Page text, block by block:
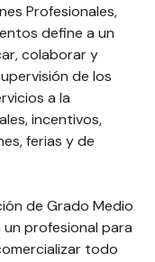
Profesionales,
define a un
colaborar y
de los
a la
incentivos,
ferias y de
de Grado Medio
profesional para
todo